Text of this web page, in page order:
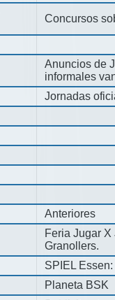
Concursos
Anuncios de
informales
Jornadas
Anteriores
Feria Jugar
Granollers.
SPIEL
Planeta BSK